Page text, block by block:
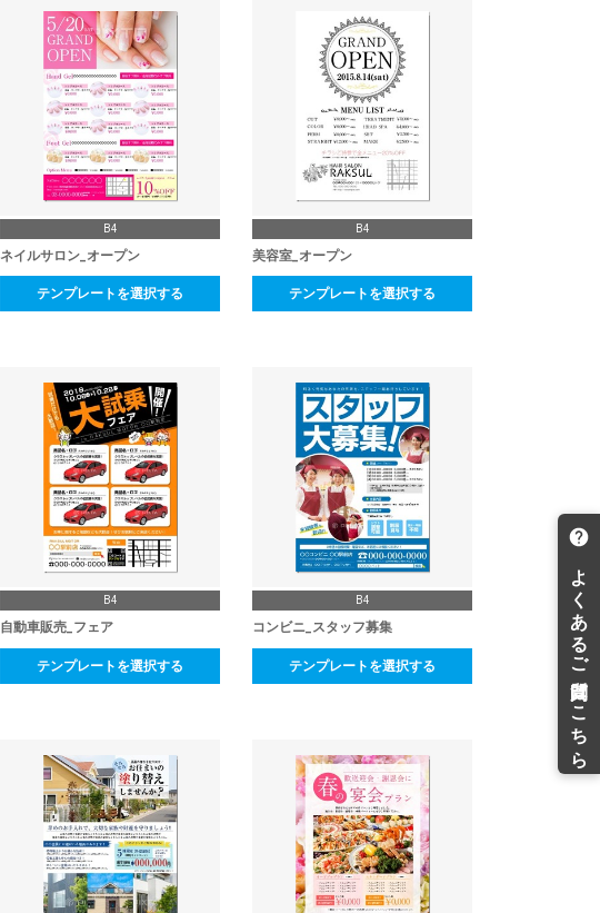
B4
ネイルサロン_オープン
テンプレートを選択する
B4
美容室_オープン
テンプレートを選択する
B4
自動車販売_フェア
テンプレートを選択する
B4
コンビニ_スタッフ募集
テンプレートを選択する